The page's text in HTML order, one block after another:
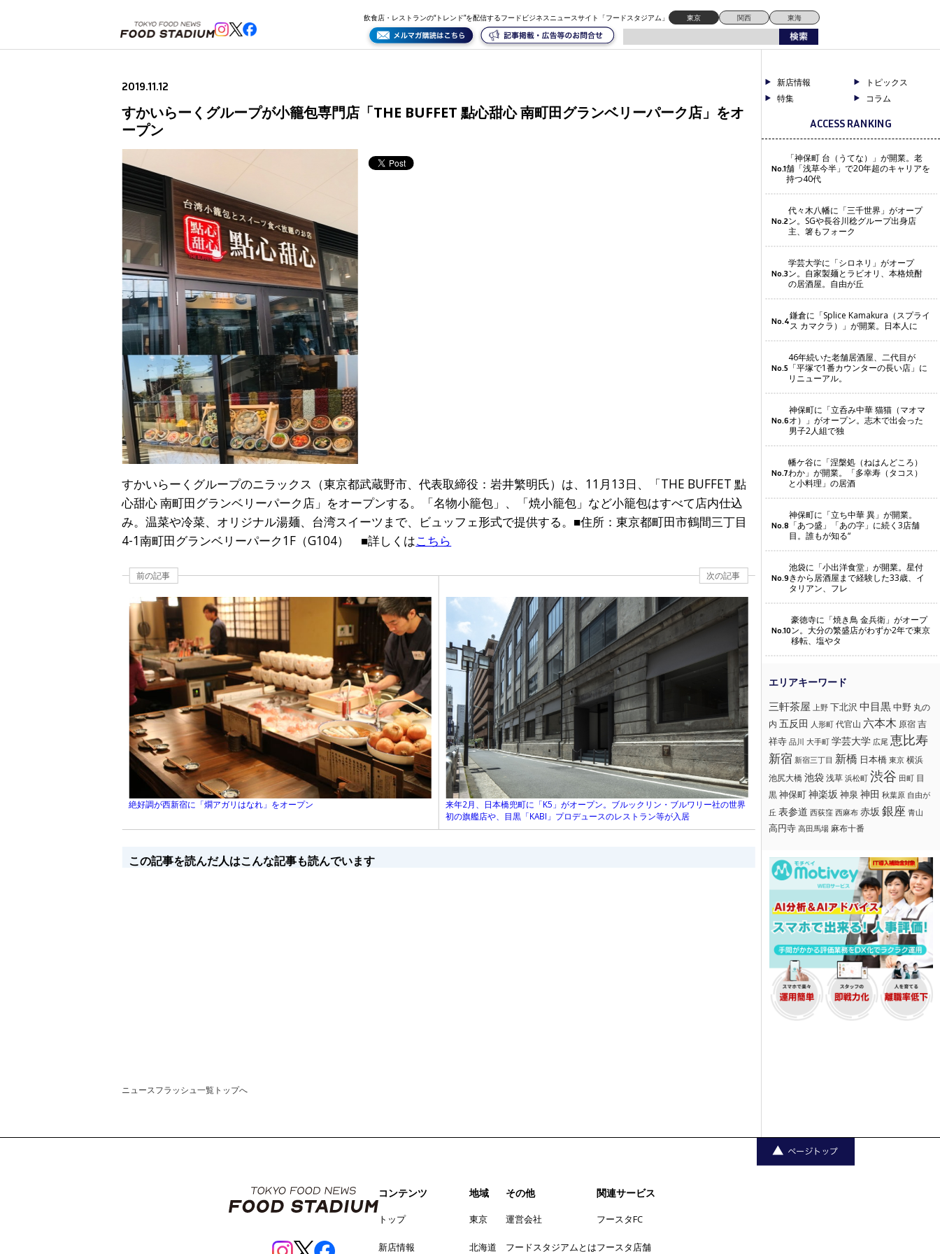
飲食店・レストランの“トレンド”を配信するフードビジネスニュースサイト「フードスタジアム」 東京 関西 東海
2019.11.12
すかいらーくグループが小籠包専門店「THE BUFFET 點心甜心 南町田グランベリーパーク店」をオ
ープン
すかいらーくグループのニラックス（東京都武蔵野市、代表取締役：岩井繁明氏）は、11月13日、「THE BUFFET 點
心甜心 南町田グランベリーパーク店」をオープンする。「名物小籠包」、「焼小籠包」など小籠包はすべて店内仕込
み。温菜や冷菜、オリジナル湯麺、台湾スイーツまで、ビュッフェ形式で提供する。■住所：東京都町田市鶴間三丁目
4-1南町田グランベリーパーク1F（G104） ■詳しくはこちら
前の記事
絶好調が西新宿に「燗アガリはなれ」をオープン
次の記事
来年2月、日本橋兜町に「K5」がオープン。ブルックリン・ブルワリー社の世界
初の旗艦店や、目黒「KABI」プロデュースのレストラン等が入居
この記事を読んだ人はこんな記事も読んでいます
ニュースフラッシュ一覧トップへ
新店情報
トピックス
特集
コラム
ACCESS RANKING
No.1
「神保町 台（うてな）」が開業。老
舗「浅草今半」で20年超のキャリアを
持つ40代
No.2
代々木八幡に「三千世界」がオープ
ン。SGや長谷川稔グループ出身店
主、箸もフォーク
No.3
学芸大学に「シロネリ」がオープ
ン。自家製麺とラビオリ、本格焼酎
の居酒屋。自由が丘
No.4鎌倉に「Splice Kamakura（スプライ
ス カマクラ）」が開業。日本人に
No.5
46年続いた老舗居酒屋、二代目が
「平塚で1番カウンターの長い店」に
リニューアル。
No.6
神保町に「立呑み中華 猫猫（マオマ
オ）」がオープン。志木で出会った
男子2人組で独
No.7
幡ケ谷に「涅槃処（ねはんどころ）
わか」が開業。「多幸寿（タコス）
と小料理」の居酒
No.8
神保町に「立ち中華 異」が開業。
「あつ盛」「あの字」に続く3店舗
目。誰もが知る“
No.9
池袋に「小出洋食堂」が開業。星付
きから居酒屋まで経験した33歳、イ
タリアン、フレ
No.10
豪徳寺に「焼き鳥 金兵衛」がオープ
ン。大分の繁盛店がわずか2年で東京
移転、塩やタ
三軒茶屋 上野 下北沢 中目黒中野 丸の
内 五反田 人形町 代官山 六本木 原宿 吉
祥寺 品川 大手町 学芸大学 広尾 恵比寿
新宿 新宿三丁目 新橋 日本橋 東京 横浜
池尻大橋 池袋浅草 浜松町 渋谷 田町 目
黒神保町神楽坂 神泉 神田 秋葉原 自由が
丘 表参道 西荻窪 西麻布 赤坂 銀座 青山
高円寺 高田馬場 麻布十番
コンテンツ
トップ
新店情報
地域
東京
北海道
その他
運営会社
フードスタジアムとは
関連サービス
フースタFC
フースタ店舗